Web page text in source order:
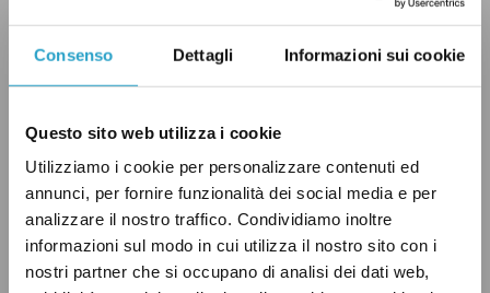
Consenso Dettagli Informazioni sui cookie
Questo sito web utilizza i cookie
Utilizziamo i cookie per personalizzare contenuti ed
annunci, per fornire funzionalità dei social media e per
analizzare il nostro traffico. Condividiamo inoltre
informazioni sul modo in cui utilizza il nostro sito con i
nostri partner che si occupano di analisi dei dati web,
momento. Sostenere che la separazione delle
carriere serva a uscire da un sistema di stampo
fascita è fuori luogo, e lo dico da sostenitore
Già dopo la caduta del fascismo, durante il
governo provvisorio guidato da Ivanoe
Bonomi, un decreto di settembre 1944aveva
annunciato provvedimenti relativi alla riforma